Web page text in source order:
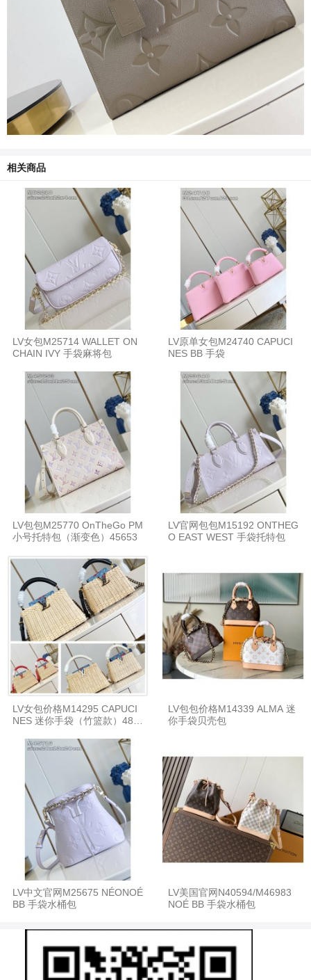
相关商品
LV女包M25714 WALLET ON
CHAIN IVY 手袋麻将包
LV原单女包M24740 CAPUCI
NES BB 手袋
LV包包M25770 OnTheGo PM
小号托特包（渐变色）45653
LV官网包包M15192 ONTHEG
O EAST WEST 手袋托特包
LV女包价格M14295 CAPUCI
NES 迷你手袋（竹篮款）488
LV包包价格M14339 ALMA 迷
你手袋贝壳包
LV中文官网M25675 NÉONOÉ
BB 手袋水桶包
LV美国官网N40594/M46983
NOÉ BB 手袋水桶包